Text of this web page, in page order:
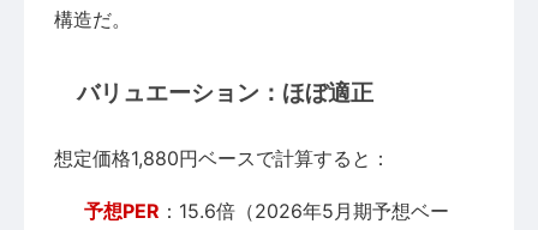
構造だ。
バリュエーション：ほぼ適正
想定価格1,880円ベースで計算すると：
予想PER ：15.6倍（2026年5月期予想ベー